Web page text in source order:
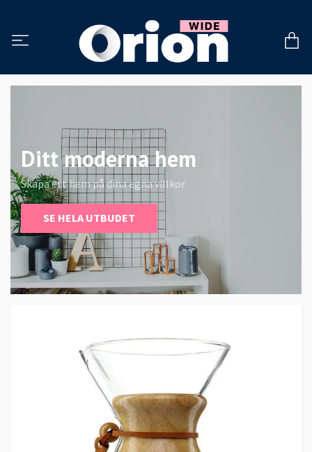
Ditt moderna hem
Skapa ett hem på dina egna villkor
SE HELA UTBUDET